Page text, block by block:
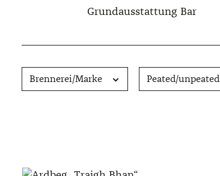
Grund­ausstattung Bar
Brennerei/Marke Peated/unpeated